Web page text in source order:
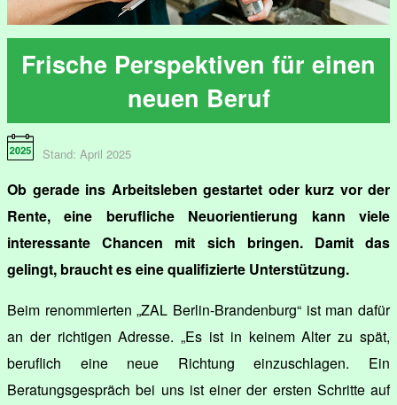
Frische Perspektiven für einen
neuen Beruf
Stand: April 2025
Ob gerade ins Arbeitsleben gestartet oder kurz vor der
Rente, eine berufliche Neuorientierung kann viele
interessante Chancen mit sich bringen. Damit das
gelingt, braucht es eine qualifizierte Unterstützung.
Beim renommierten „ZAL Berlin-Brandenburg“ ist man dafür
an der richtigen Adresse. „Es ist in keinem Alter zu spät,
beruflich eine neue Richtung einzuschlagen. Ein
Beratungsgespräch bei uns ist einer der ersten Schritte auf